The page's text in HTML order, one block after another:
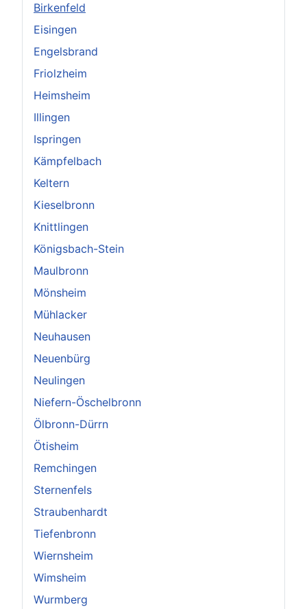
Birkenfeld
Eisingen
Engelsbrand
Friolzheim
Heimsheim
Illingen
Ispringen
Kämpfelbach
Keltern
Kieselbronn
Knittlingen
Königsbach-Stein
Maulbronn
Mönsheim
Mühlacker
Neuhausen
Neuenbürg
Neulingen
Niefern-Öschelbronn
Ölbronn-Dürrn
Ötisheim
Remchingen
Sternenfels
Straubenhardt
Tiefenbronn
Wiernsheim
Wimsheim
Wurmberg